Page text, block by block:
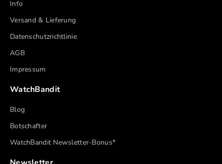
Info
Versand & Lieferung
Datenschutzrichtlinie
AGB
Impressum
WatchBandit
Blog
Botschafter
WatchBandit Newsletter-Bonus*